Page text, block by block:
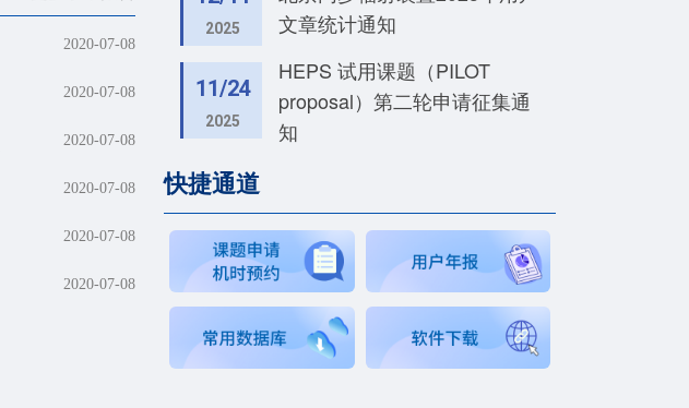
2020-07-08
2020-07-08
2020-07-08
2020-07-08
2020-07-08
2020-07-08
2025
文章统计通知
11/24
2025
HEPS 试用课题（PILOT
proposal）第二轮申请征集通
知
快捷通道